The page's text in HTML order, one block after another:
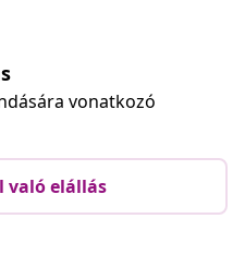
vonatkozó
való elállás